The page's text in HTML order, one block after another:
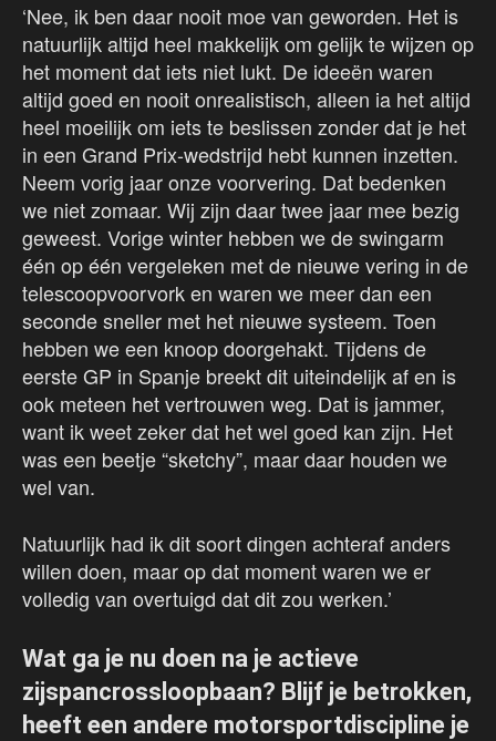
‘Nee, ik ben daar nooit moe van geworden. Het is
natuurlijk altijd heel makkelijk om gelijk te wijzen op
het moment dat iets niet lukt. De ideeën waren
altijd goed en nooit onrealistisch, alleen ia het altijd
heel moeilijk om iets te beslissen zonder dat je het
in een Grand Prix-wedstrijd hebt kunnen inzetten.
Neem vorig jaar onze voorvering. Dat bedenken
we niet zomaar. Wij zijn daar twee jaar mee bezig
geweest. Vorige winter hebben we de swingarm
één op één vergeleken met de nieuwe vering in de
telescoopvoorvork en waren we meer dan een
seconde sneller met het nieuwe systeem. Toen
hebben we een knoop doorgehakt. Tijdens de
eerste GP in Spanje breekt dit uiteindelijk af en is
ook meteen het vertrouwen weg. Dat is jammer,
want ik weet zeker dat het wel goed kan zijn. Het
was een beetje “sketchy”, maar daar houden we
wel van.
Natuurlijk had ik dit soort dingen achteraf anders
willen doen, maar op dat moment waren we er
volledig van overtuigd dat dit zou werken.’
Wat ga je nu doen na je actieve
zijspancrossloopbaan? Blijf je betrokken,
heeft een andere motorsportdiscipline je